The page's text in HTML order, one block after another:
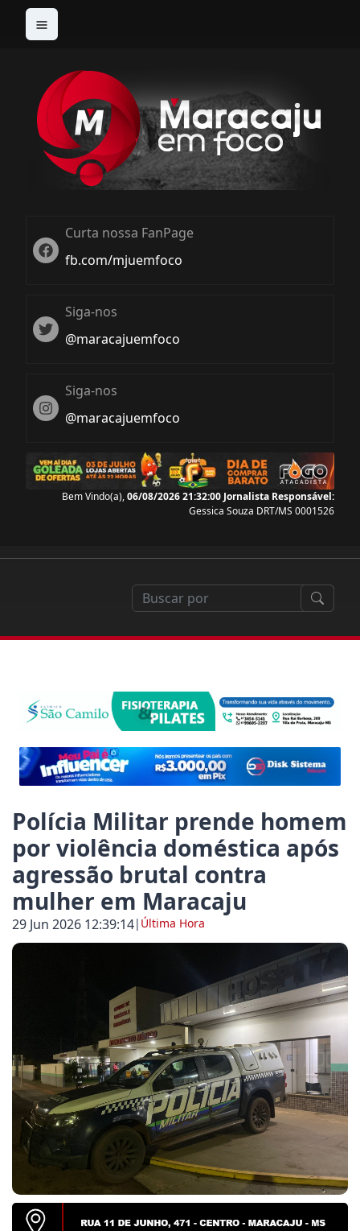
Twitter
Curta nossa FanPage
fb.com/mjuemfoco
Twiter
Siga-nos
@maracajuemfoco
Instagram
Siga-nos
@maracajuemfoco
Bem Vindo(a),06/08/2026 21:32:01 Jornalista Responsável:
Gessica Souza DRT/MS 0001526
em drones cresce 146% em Mato Grosso
destaca importância da dança na formação de
Povo pede limpeza de terrenos do Polo
Guilhermina: Vereador Joãozinho Rocha
Jogos Abertos de Mato Grosso do Sul é
abre processo seletivo para estagiários do
lança campanha Agosto Lilás 2026 e
Frizzo cobra informações sobre entrega de
Gomes pede serviços de patrolamento e
informações, Rener Barbosa destaca resposta da
Polícia Militar prende homem
por violência doméstica após
agressão brutal contra
mulher em Maracaju
29 Jun 2026 12:39:14| Última Hora